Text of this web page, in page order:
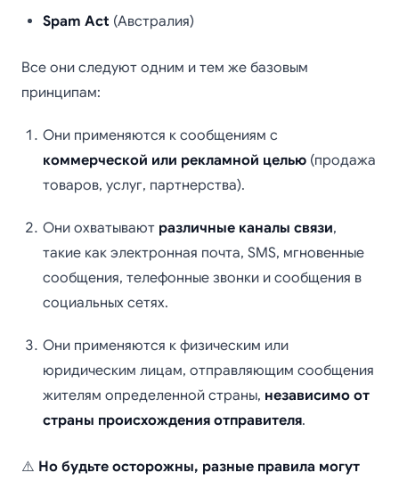
Spam Act (Австралия)
Все они следуют одним и тем же базовым
принципам:
Они применяются к сообщениям с
коммерческой или рекламной целью (продажа
товаров, услуг, партнерства).
Они охватывают различные каналы связи,
такие как электронная почта, SMS, мгновенные
сообщения, телефонные звонки и сообщения в
социальных сетях.
Они применяются к физическим или
юридическим лицам, отправляющим сообщения
жителям определенной страны, независимо от
страны происхождения отправителя.
⚠️ Но будьте осторожны, разные правила могут